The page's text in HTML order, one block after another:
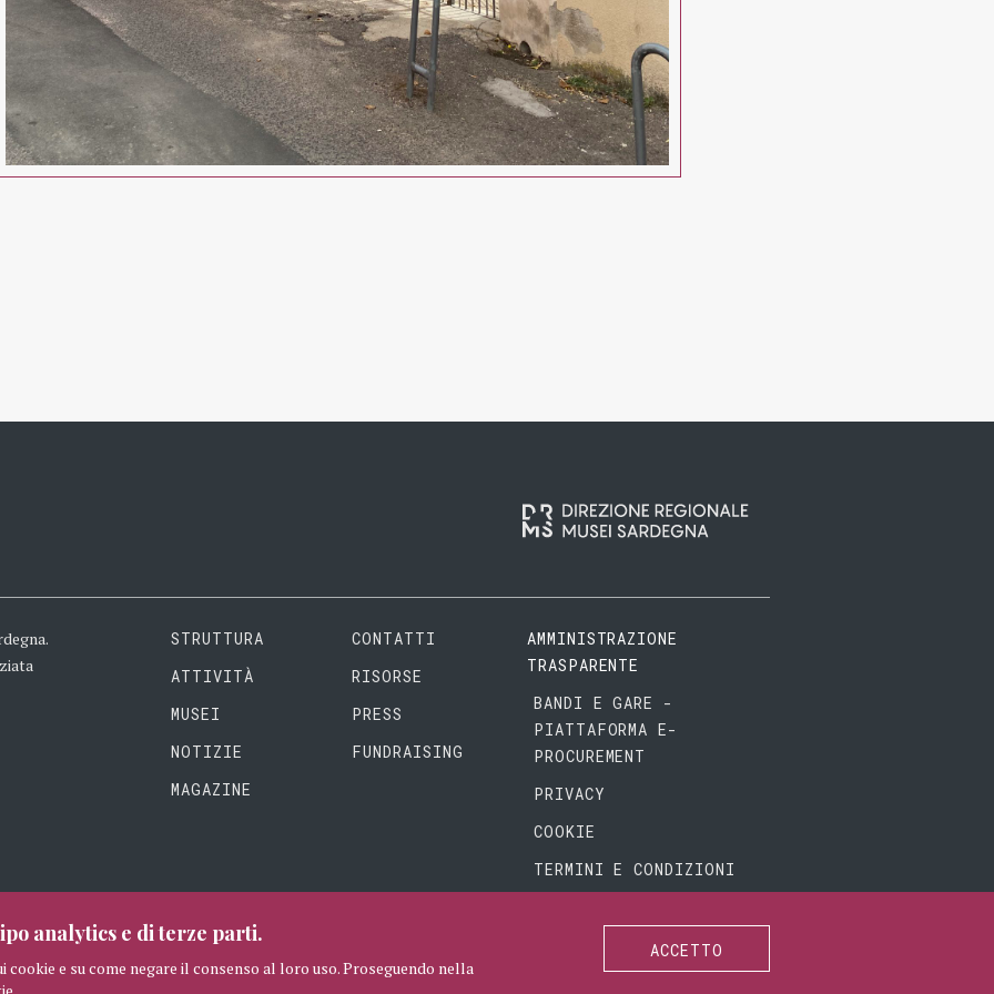
STRUTTURA
ATTIVITÀ
MUSEI
NOTIZIE
MAGAZINE
CONTATTI
RISORSE
PRESS
FUNDRAISING
AMMINISTRAZIONE
TRASPARENTE
BANDI E GARE -
PIATTAFORMA E-
PROCUREMENT
PRIVACY
COOKIE
TERMINI E CONDIZIONI
analytics e di terze parti.
cookie e su come negare il consenso al loro uso. Proseguendo nella
ACCETTO